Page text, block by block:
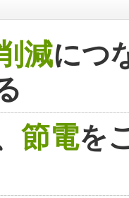
減につ
節電を